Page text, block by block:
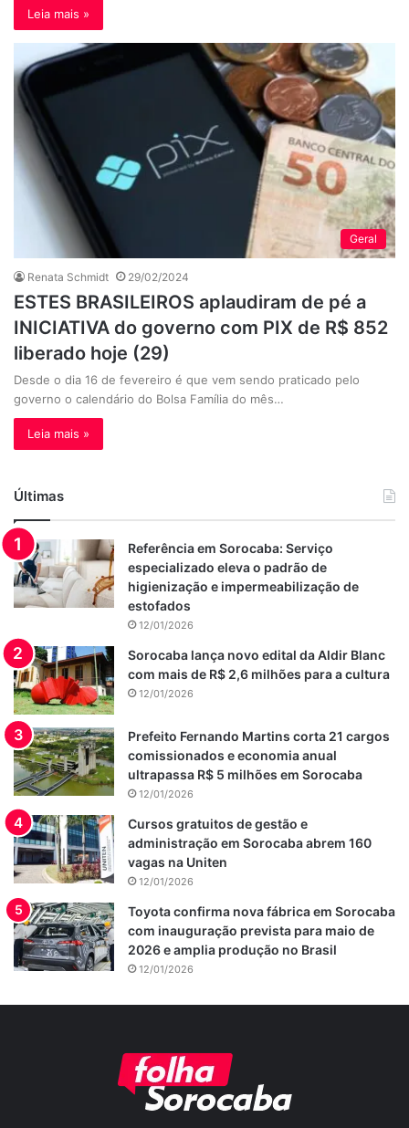
Leia mais »
Geral
Renata Schmidt 29/02/2024
ESTES BRASILEIROS aplaudiram de pé a
INICIATIVA do governo com PIX de R$ 852
liberado hoje (29)
Desde o dia 16 de fevereiro é que vem sendo praticado pelo
governo o calendário do Bolsa Família do mês…
Leia mais »
Últimas
Referência em Sorocaba: Serviço
especializado eleva o padrão de
higienização e impermeabilização de
estofados
12/01/2026
Sorocaba lança novo edital da Aldir Blanc
com mais de R$ 2,6 milhões para a cultura
12/01/2026
Prefeito Fernando Martins corta 21 cargos
comissionados e economia anual
ultrapassa R$ 5 milhões em Sorocaba
12/01/2026
Cursos gratuitos de gestão e
administração em Sorocaba abrem 160
vagas na Uniten
12/01/2026
Toyota confirma nova fábrica em Sorocaba
com inauguração prevista para maio de
2026 e amplia produção no Brasil
12/01/2026